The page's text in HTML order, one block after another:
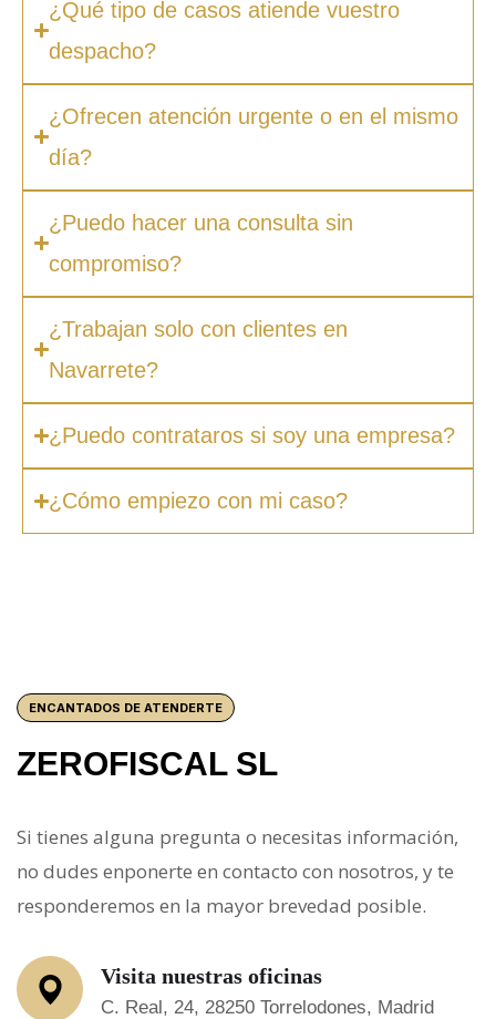
¿Qué tipo de casos atiende vuestro
despacho?
¿Ofrecen atención urgente o en el mismo
día?
¿Puedo hacer una consulta sin
compromiso?
¿Trabajan solo con clientes en
Navarrete?
¿Puedo contrataros si soy una empresa?
¿Cómo empiezo con mi caso?
ENCANTADOS DE ATENDERTE
ZEROFISCAL SL
Si tienes alguna pregunta o necesitas información,
no dudes enponerte en contacto con nosotros, y te
responderemos en la mayor brevedad posible.
Visita nuestras oficinas
C. Real, 24, 28250 Torrelodones, Madrid